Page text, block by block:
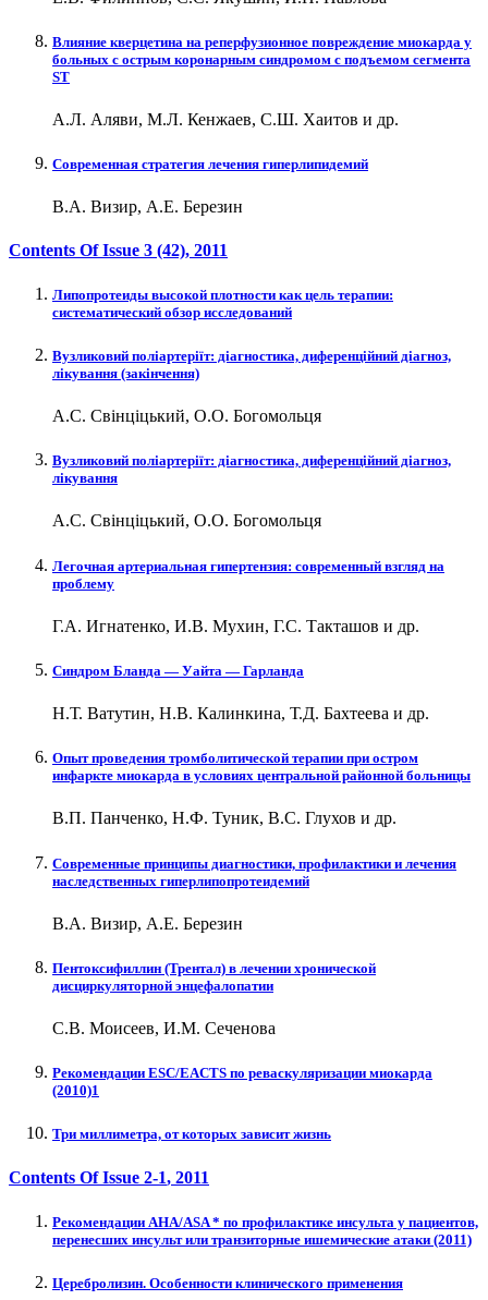
Влияние кверцетина на реперфузионное повреждение миокарда у
больных с острым коронарным синдромом с подъемом сегмента
ST
А.Л. Аляви, М.Л. Кенжаев, С.Ш. Хаитов и др.
Современная стратегия лечения гиперлипидемий
В.А. Визир, А.Е. Березин
Contents Of Issue 3 (42), 2011
Липопротеиды высокой плотности как цель терапии:
систематический обзор исследований
Вузликовий поліартеріїт: діагностика, диференційний діагноз,
лікування (закінчення)
А.С. Свінціцький, О.О. Богомольця
Вузликовий поліартеріїт: діагностика, диференційний діагноз,
лікування
А.С. Свінціцький, О.О. Богомольця
Легочная артериальная гипертензия: современный взгляд на
проблему
Г.А. Игнатенко, И.В. Мухин, Г.С. Такташов и др.
Синдром Бланда — Уайта — Гарланда
Н.Т. Ватутин, Н.В. Калинкина, Т.Д. Бахтеева и др.
Опыт проведения тромболитической терапии при остром
инфаркте миокарда в условиях центральной районной больницы
В.П. Панченко, Н.Ф. Туник, В.С. Глухов и др.
Современные принципы диагностики, профилактики и лечения
наследственных гиперлипопротеидемий
В.А. Визир, А.Е. Березин
Пентоксифиллин (Трентал) в лечении хронической
дисциркуляторной энцефалопатии
С.В. Моисеев, И.М. Сеченова
Рекомендации ESC/EACTS по реваскуляризации миокарда
(2010)1
Три миллиметра, от которых зависит жизнь
Contents Of Issue 2-1, 2011
Рекомендации AHA/ASA * по профилактике инсульта у пациентов,
перенесших инсульт или транзиторные ишемические атаки (2011)
Церебролизин. Особенности клинического применения